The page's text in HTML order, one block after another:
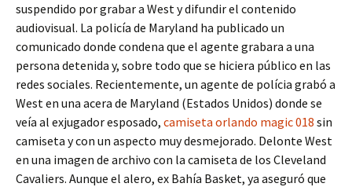
suspendido por grabar a West y difundir el contenido
audiovisual. La policía de Maryland ha publicado un
comunicado donde condena que el agente grabara a una
persona detenida y, sobre todo que se hiciera público en las
redes sociales. Recientemente, un agente de polícia grabó a
West en una acera de Maryland (Estados Unidos) donde se
veía al exjugador esposado, camiseta orlando magic 018 sin
camiseta y con un aspecto muy desmejorado. Delonte West
en una imagen de archivo con la camiseta de los Cleveland
Cavaliers. Aunque el alero, ex Bahía Basket, ya aseguró que